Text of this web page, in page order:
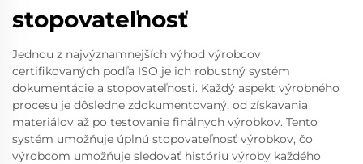
stopovateľnosť
Jednou z najvýznamnejších výhod výrobcov
certifikovaných podľa ISO je ich robustný systém
dokumentácie a stopovateľnosti. Každý aspekt výrobného
procesu je dôsledne zdokumentovaný, od získavania
materiálov až po testovanie finálnych výrobkov. Tento
systém umožňuje úplnú stopovateľnosť výrobkov, čo
výrobcom umožňuje sledovať históriu výroby každého